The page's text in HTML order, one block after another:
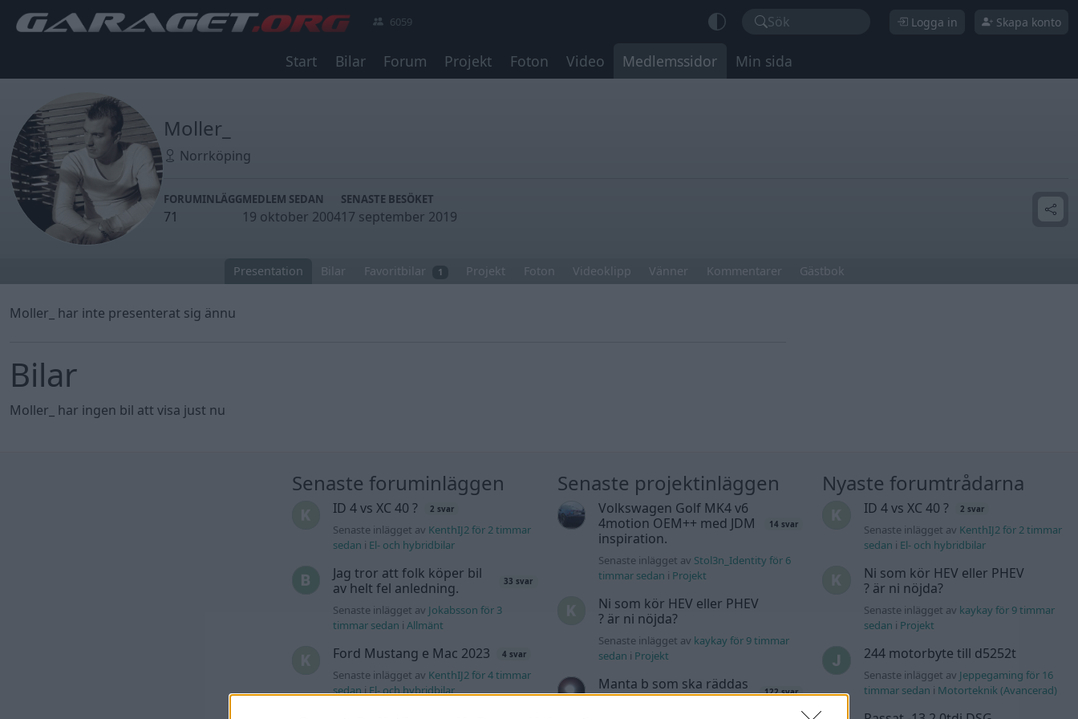
6059 Sök Logga in Skapa konto
Start Bilar Forum Projekt Foton Video Medlemssidor Min sida
Moller_
Norrköping
FORUMINLÄGG
71
MEDLEM SEDAN
19 oktober 2004
SENASTE BESÖKET
17 september 2019
Presentation Bilar Favoritbilar 1 Projekt Foton Videoklipp Vänner Kommentarer Gästbok
Moller_ har inte presenterat sig ännu
Bilar
Moller_ har ingen bil att visa just nu
Senaste foruminläggen
ID 4 vs XC 40 ? 2 svar
Senaste inlägget av KenthIJ2 för 2 timmar
sedan i El- och hybridbilar
Jag tror att folk köper bil
av helt fel anledning.
33 svar
Senaste inlägget av Jokabsson för 3
timmar sedan iAllmänt
Ford Mustang e Mac 2023 4 svar
Senaste inlägget av KenthIJ2 för 4 timmar
sedaniEl- och hybridbilar
Senaste projektinläggen
Volkswagen Golf MK4 v6
4motion OEM++ med JDM
inspiration.
14 svar
Senaste inlägget av Stol3n_Identity för 6
timmar sedan i Projekt
Ni som kör HEV eller PHEV
? är ni nöjda?
Senaste inlägget av kaykay för 9 timmar
sedan i Projekt
Manta b som ska räddas
(kaross eller delar sökes)
122 svar
Nyaste forumtrådarna
ID 4 vs XC 40 ? 2 svar
Senaste inlägget av KenthIJ2 för 2 timmar
sedan i El- och hybridbilar
Ni som kör HEV eller PHEV
? är ni nöjda?
Senaste inlägget av kaykay för 9 timmar
sedan i Projekt
244 motorbyte till d5252t
Senaste inlägget av Jeppegaming för 16
timmar sedan i Motorteknik (Avancerad)